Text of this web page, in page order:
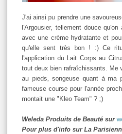
J'ai ainsi pu prendre une
l'Argousier, tellement douce
avec une crème hydratante et
qu'elle sent très bon ! :) Ce
l'application du Lait Corps au
tout deux bien rafraîchissants. Me
au pieds, songeuse quant à ma
fameuse course pour l'année
montait une "Kleo Team" ? ;)
Weleda Produits de Beauté sur
Pour plus d'info sur La